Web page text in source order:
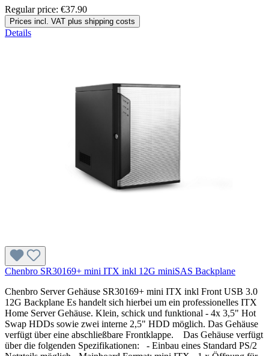
Regular price: €37.90
Prices incl. VAT plus shipping costs
Details
Chenbro SR30169+ mini ITX inkl 12G miniSAS Backplane
Chenbro Server Gehäuse SR30169+ mini ITX inkl Front USB 3.0
12G Backplane Es handelt sich hierbei um ein professionelles ITX
Home Server Gehäuse. Klein, schick und funktional - 4x 3,5" Hot
Swap HDDs sowie zwei interne 2,5" HDD möglich. Das Gehäuse
verfügt über eine abschließbare Frontklappe. Das Gehäuse verfügt
über die folgenden Spezifikationen: - Einbau eines Standard PS/2